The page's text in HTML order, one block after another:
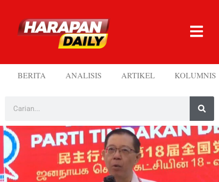
BERITA ANALISIS ARTIKEL KOLUMNIS